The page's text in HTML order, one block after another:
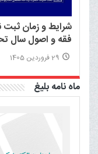
شرایط و زمان
فقه و اصول سال تحصیلی
29 فروردین 1405
ماه نامه بلیغ